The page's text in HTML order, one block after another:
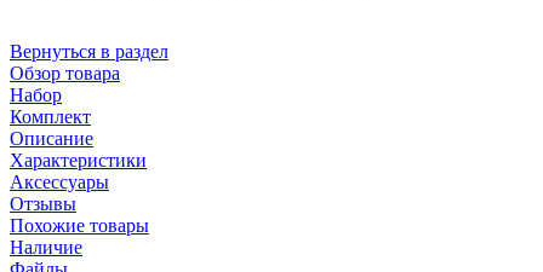
Вернуться в раздел
Обзор товара
Набор
Комплект
Описание
Характеристики
Аксессуары
Отзывы
Похожие товары
Наличие